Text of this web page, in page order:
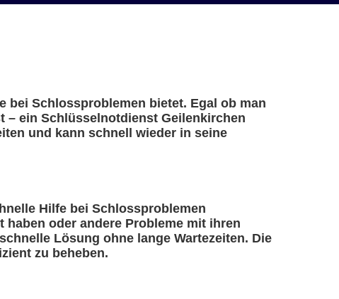
bei Schlossproblemen bietet. Egal ob man
– ein Schlüsselnotdienst Geilenkirchen
und kann schnell wieder in seine
Hilfe bei Schlossproblemen
oder andere Probleme mit ihren
Lösung ohne lange Wartezeiten. Die
zu beheben.